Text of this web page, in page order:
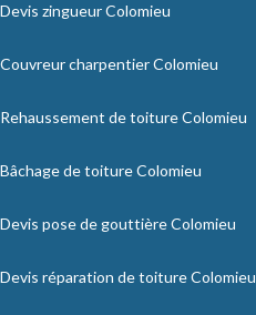
Devis zingueur Colomieu
Couvreur charpentier Colomieu
Rehaussement de toiture Colomieu
Bâchage de toiture Colomieu
Devis pose de gouttière Colomieu
Devis réparation de toiture Colomieu